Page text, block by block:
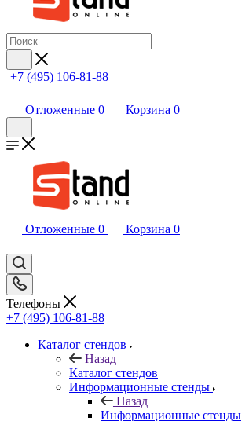
+7 (495) 106-81-88
Отложенные 0 Корзина 0
Отложенные 0 Корзина 0
Телефоны
+7 (495) 106-81-88
Каталог стендов
Назад
Каталог стендов
Информационные стенды
Назад
Информационные стенды